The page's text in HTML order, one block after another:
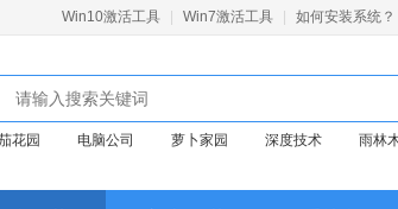
Win10激活工具 Win7激活工具 如何安装系统？
花园 电脑公司 萝卜家园 深度技术 雨林